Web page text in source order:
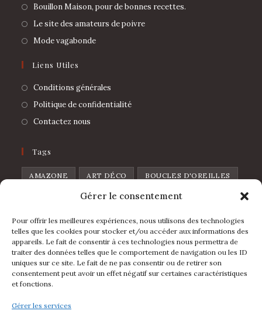
Gérer le consentement
Pour offrir les meilleures expériences, nous utilisons des technologies
telles que les cookies pour stocker et/ou accéder aux informations des
appareils. Le fait de consentir à ces technologies nous permettra de
traiter des données telles que le comportement de navigation ou les ID
uniques sur ce site. Le fait de ne pas consentir ou de retirer son
consentement peut avoir un effet négatif sur certaines caractéristiques
et fonctions.
Gérer les services
Bouillon Maison, pour de bonnes recettes.
Le site des amateurs de poivre
Mode vagabonde
Liens Utiles
Conditions générales
Politique de confidentialité
Contactez nous
Tags
AMAZONE ART DÉCO BOUCLES D'OREILLES
CHAT CŒUR CŒUR DE PIQUE
CŒUR SAUVAGE DISCO FEUILLES
FLOWERS FRAISE FRUIT
L'IBIZA LA FOLIA LUNE LÈVRES
MINI ARCHE PIN'S POIRE POMME